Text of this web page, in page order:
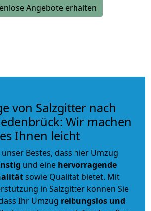
Angebote erhalten
von Salzgitter nach
Wir machen
es Ihnen leicht
Bestes, dass hier Umzug
und eine hervorragende
sowie Qualität bietet. Mit
in Salzgitter können Sie
Ihr Umzug reibungslos und